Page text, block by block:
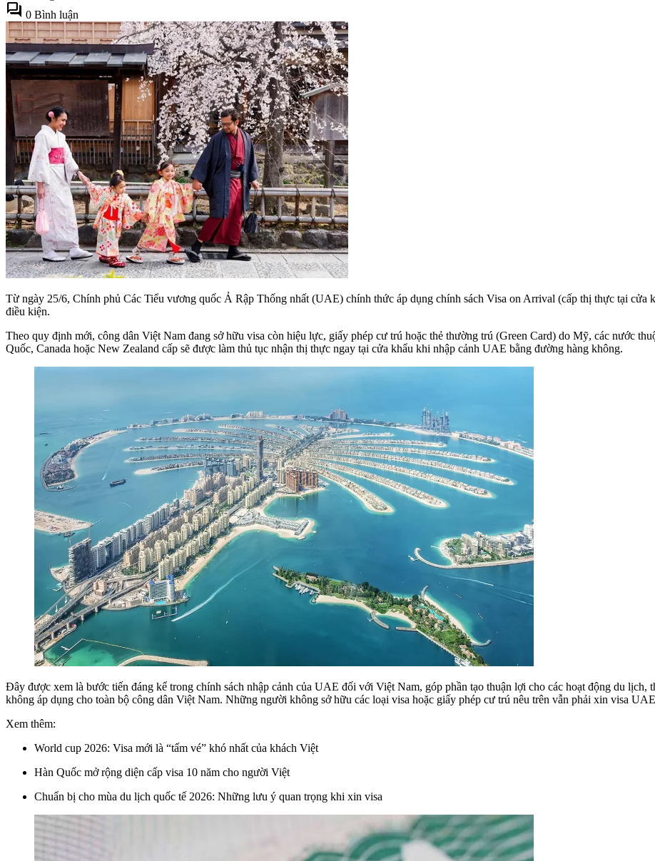
forum 0 Bình luận
Từ ngày 25/6, Chính phủ Các Tiểu vương quốc Ả Rập Thống nhất (UAE) chính thức áp dụng chính sách Visa on Arrival (cấp thị thực tại cửa
điều kiện.
Theo quy định mới, công dân Việt Nam đang sở hữu visa còn hiệu lực, giấy phép cư trú hoặc thẻ thường trú (Green Card) do Mỹ, các nước
Quốc, Canada hoặc New Zealand cấp sẽ được làm thủ tục nhận thị thực ngay tại cửa khẩu khi nhập cảnh UAE bằng đường hàng không.
Đây được xem là bước tiến đáng kể trong chính sách nhập cảnh của UAE đối với Việt Nam, góp phần tạo thuận lợi cho các hoạt động du lịch,
không áp dụng cho toàn bộ công dân Việt Nam. Những người không sở hữu các loại visa hoặc giấy phép cư trú nêu trên vẫn phải xin visa
Xem thêm:
World cup 2026: Visa mới là “tấm vé” khó nhất của khách Việt
Hàn Quốc mở rộng diện cấp visa 10 năm cho người Việt
Chuẩn bị cho mùa du lịch quốc tế 2026: Những lưu ý quan trọng khi xin visa